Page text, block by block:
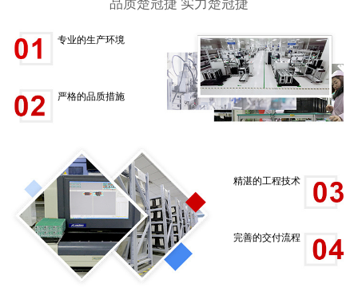
品质楚冠捷 实力楚冠捷
专业的生产环境
严格的品质措施
精湛的工程技术
完善的交付流程